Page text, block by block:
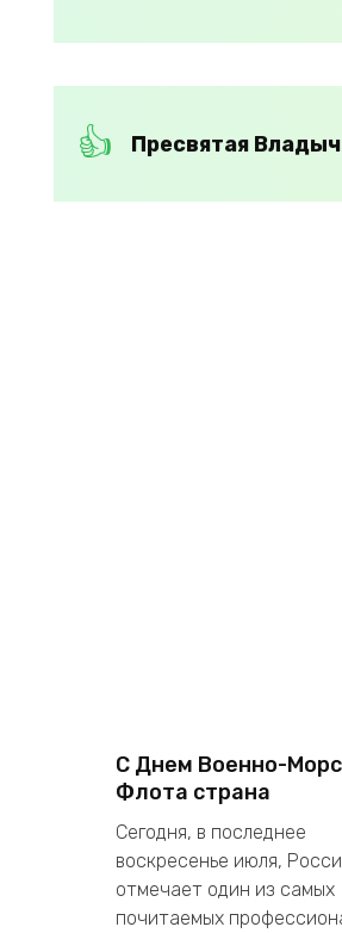
Пресвятая
С Днем Военно-
Флота страна
Сегодня, в последнее
воскресенье июля,
отмечает один из самых
почитаемых